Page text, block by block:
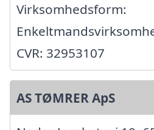
Virksomhedsform:
CVR: 32953107
AS TØMRER ApS